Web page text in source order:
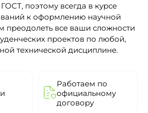
поэтому всегда в курсе
к оформлению научной
все ваши сложности
проектов по любой,
технической дисциплине.
Работаем по
официальному
договору